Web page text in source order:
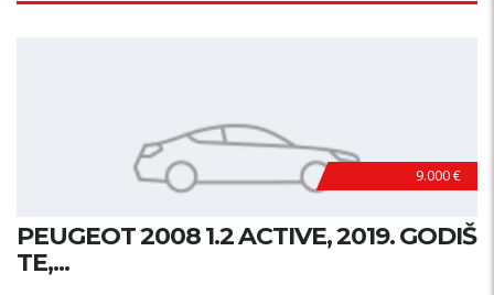
9.000 €
PEUGEOT 2008 1.2 ACTIVE, 2019. GODIŠ
TE,...